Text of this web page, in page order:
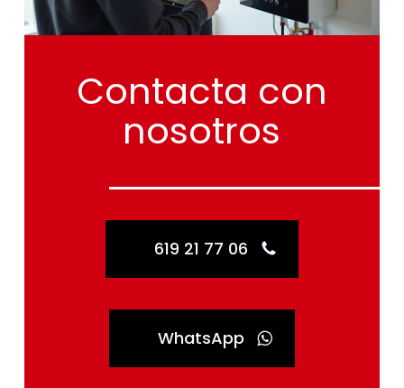
Contacta con
nosotros
619 21 77 06
WhatsApp